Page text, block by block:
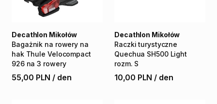
Bagażnik na rowery na
hak Thule Velocompact
926 na 3 rowery
Decathlon Mikołów
55,00 PLN / den
Raczki turystyczne
Quechua SH500 Light
rozm. S
Decathlon Mikołów
10,00 PLN / den